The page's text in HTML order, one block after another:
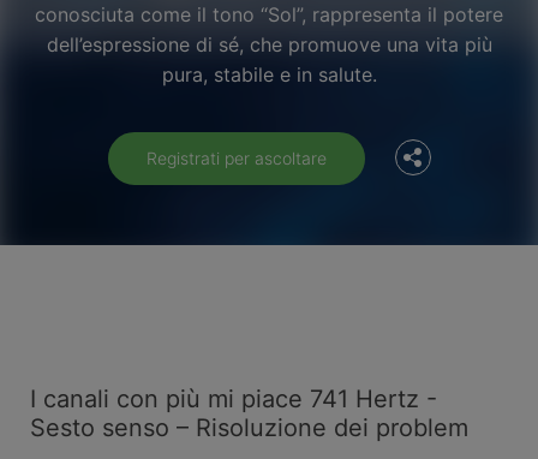
conosciuta come il tono “Sol”, rappresenta il potere
dell’espressione di sé, che promuove una vita più
pura, stabile e in salute.
Registrati per ascoltare
Facebook
Twitter
I canali con più mi piace 741 Hertz -
Sesto senso – Risoluzione dei problem